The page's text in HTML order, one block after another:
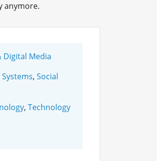
anymore.
Digital Media
,Social
,Technology